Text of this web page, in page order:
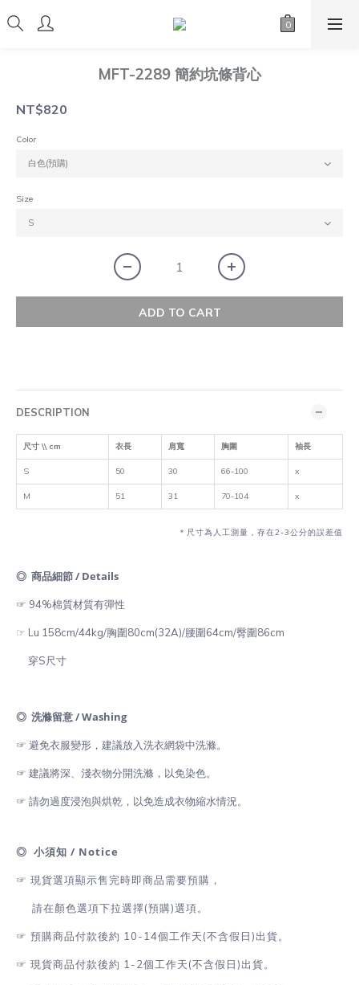
MFT-2289 簡約坑條背心
NT$820
Color
Size
ADD TO CART
DESCRIPTION
尺寸 \\ cm 衣長 肩寬 胸圍 袖長
S 50 30 66-100 x
M 51 31 70-104 x
＊尺寸為人工測量，存在2-3公分的誤差值
◎ 商品細節 / Details
☞ 94%棉質材質有彈性
☞ Lu 158cm/44kg/胸圍80cm(32A)/腰圍64cm/臀圍86cm
穿S尺寸
◎ 洗滌留意 / Washing
☞ 避免衣服變形，建議放入洗衣網袋中洗滌。
☞ 建議將深、淺衣物分開洗滌，以免染色。
☞ 請勿過度浸泡與烘乾，以免造成衣物縮水情況。
◎ 小須知 / Notice
☞ 現貨選項顯示售完時即商品需要預購，
請在顏色選項下拉選擇(預購)選項。
☞ 預購商品付款後約 10-14個工作天(不含假日)出貨。
☞ 現貨商品付款後約 1-2個工作天(不含假日)出貨。